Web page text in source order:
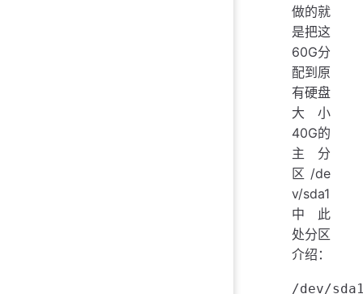
做的就
是把这
60G分
配到原
有硬盘
大小
40G的
主分
区/de
v/sda1
中 此
处分区
介绍：
/dev/